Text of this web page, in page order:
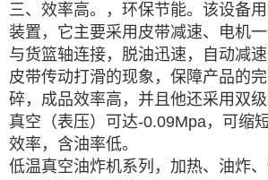
三、效率高。，环保节能。该设备
装置，它主要采用皮带减速、电机
与货篮轴连接，脱油迅速，自动减
皮带传动打滑的现象，保障产品的
碎，成品效率高，并且他还采用双
真空（表压）可达-0.09Mpa，可缩
效率，含油率低。
低温真空油炸机系列，加热、油炸